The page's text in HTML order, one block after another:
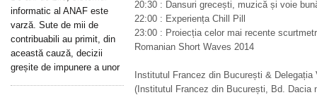
20:30 : Dansuri grecești, muzică și voie
22:00 : Experiența Chill Pill
23:00 : Proiecția celor mai recente
Romanian Short Waves 2014
Institutul Francez din București & Delegația
(Institutul Francez din București, Bd. Dacia
informatic al ANAF este
varză. Sute de mii de
contribuabili au primit, din
această cauză, decizii
greșite de impunere a unor